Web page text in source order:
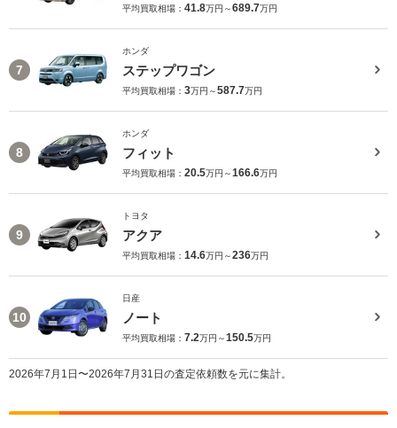
平均買取相場： 41.8万円～689.7万円
7
ホンダ
ステップワゴン
平均買取相場： 3万円～587.7万円
8
ホンダ
フィット
平均買取相場： 20.5万円～166.6万円
9
トヨタ
アクア
平均買取相場： 14.6万円～236万円
10
日産
ノート
平均買取相場： 7.2万円～150.5万円
2026年7月1日〜2026年7月31日の査定依頼数を元に集計。